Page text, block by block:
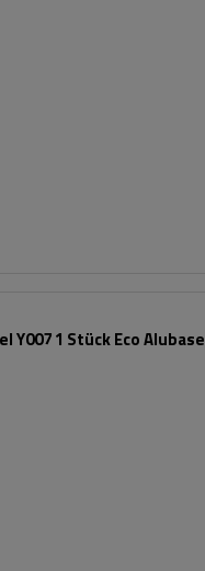
Y007 1 Stück Eco Alubase